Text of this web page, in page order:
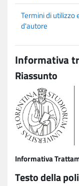
Termini di utilizzo
d'autore
Informativa
Riassunto
Informativa
Testo della